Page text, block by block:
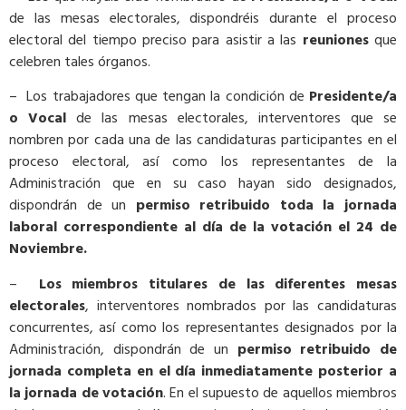
de las mesas electorales, dispondréis durante el proceso
electoral del tiempo preciso para asistir a las reunionesque
celebren tales órganos.
– Los trabajadores que tengan la condición de Presidente/a
o Vocal de las mesas electorales, interventores que se
nombren por cada una de las candidaturas participantes en el
proceso electoral, así como los representantes de la
Administración que en su caso hayan sido designados,
dispondrán de un permiso retribuido toda la jornada
laboral correspondiente al día de la votación el 24 de
Noviembre.
– Los miembros titulares de las diferentes mesas
electorales, interventores nombrados por las candidaturas
concurrentes, así como los representantes designados por la
Administración, dispondrán de un permiso retribuido de
jornada completa en el día inmediatamente posterior a
la jornada de votación. En el supuesto de aquellos miembros